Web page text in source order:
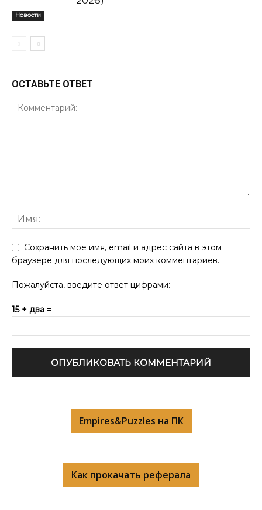
Новости
ОСТАВЬТЕ ОТВЕТ
Сохранить моё имя, email и адрес сайта в этом
браузере для последующих моих комментариев.
Пожалуйста, введите ответ цифрами:
15 + два =
Empires&Puzzles на ПК
Как прокачать реферала